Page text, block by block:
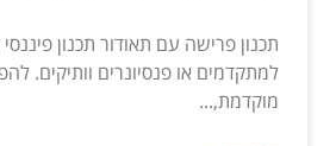
תכנון פרישה עם תאודור תכנון
למתקדמים או פנסיונרים וותיקים.
מוקדמת,...